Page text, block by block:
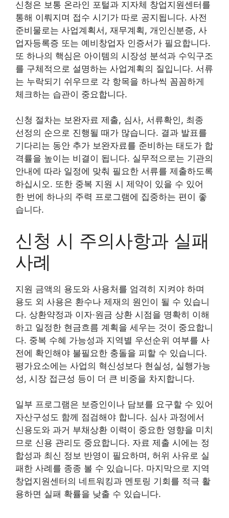
신청은 보통 온라인 포털과 지자체 창업지원센터를
통해 이뤄지며 접수 시기가 따로 공지됩니다. 사전
준비물로는 사업계획서, 재무계획, 개인신분증, 사
업자등록증 또는 예비창업자 인증서가 필요합니다.
또 하나의 핵심은 아이템의 시장성 분석과 수익구조
를 구체적으로 설명하는 사업계획의 질입니다. 서류
는 누락되기 쉬우므로 각 항목을 하나씩 꼼꼼하게
체크하는 습관이 중요합니다.
신청 절차는 보완자료 제출, 심사, 서류확인, 최종
선정의 순으로 진행될 때가 많습니다. 결과 발표를
기다리는 동안 추가 보완자료를 준비하는 태도가 합
격률을 높이는 비결이 됩니다. 실무적으로는 기관의
안내에 따라 일정에 맞춰 필요한 서류를 제출하도록
하십시오. 또한 중복 지원 시 제약이 있을 수 있어
한 번에 하나의 주력 프로그램에 집중하는 편이 좋
습니다.
신청 시 주의사항과 실패
사례
지원 금액의 용도와 사용처를 엄격히 지켜야 하며
용도 외 사용은 환수나 제재의 원인이 될 수 있습니
다. 상환약정과 이자·원금 상환 시점을 명확히 이해
하고 일정한 현금흐름 계획을 세우는 것이 중요합니
다. 중복 수혜 가능성과 지역별 우선순위 여부를 사
전에 확인해야 불필요한 충돌을 피할 수 있습니다.
평가요소에는 사업의 혁신성보다 현실성, 실행가능
성, 시장 접근성 등이 더 큰 비중을 차지합니다.
일부 프로그램은 보증인이나 담보를 요구할 수 있어
자산구성도 함께 점검해야 합니다. 심사 과정에서
신용도와 과거 부채상환 이력이 중요한 영향을 미치
므로 신용 관리도 중요합니다. 자료 제출 시에는 정
합성과 최신 정보 반영이 필요하며, 허위 사유로 실
패한 사례를 종종 볼 수 있습니다. 마지막으로 지역
창업지원센터의 네트워킹과 멘토링 기회를 적극 활
용하면 실패 확률을 낮출 수 있습니다.